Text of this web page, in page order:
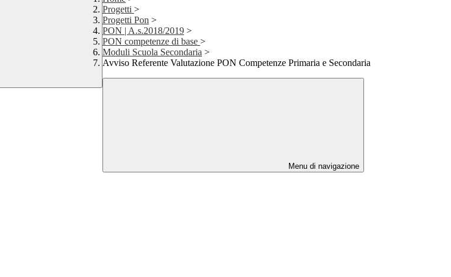
Progetti >
Progetti Pon >
PON | A.s.2018/2019 >
PON competenze di base >
Moduli Scuola Secondaria >
Avviso Referente Valutazione PON Competenze Primaria e Secondaria
Menu di navigazione